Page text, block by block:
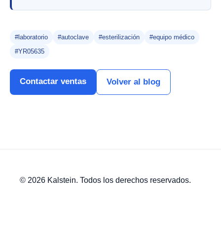
#laboratorio #autoclave #esterilización
#equipo médico
#YR05635
Contactar ventas Volver al blog
© 2026 Kalstein. Todos los derechos reservados.